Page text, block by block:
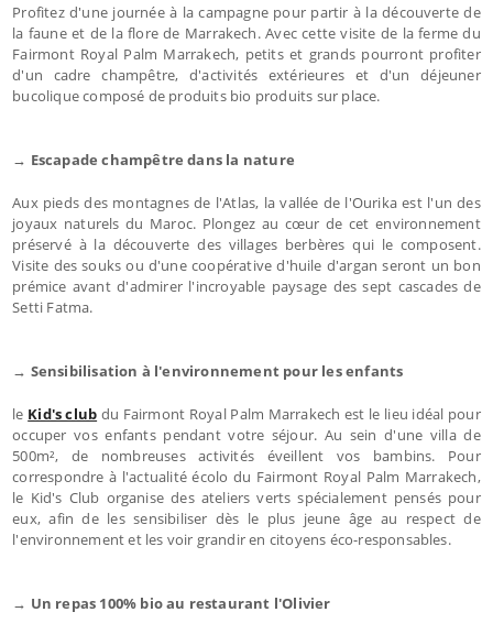
Profitez d'une journée à la campagne pour partir à la découverte de
la faune et de la flore de Marrakech. Avec cette visite de la ferme du
Fairmont Royal Palm Marrakech, petits et grands pourront profiter
d'un cadre champêtre, d'activités extérieures et d'un déjeuner
bucolique composé de produits bio produits sur place.
→ Escapade champêtre dans la nature
Aux pieds des montagnes de l'Atlas, la vallée de l'Ourika est l'un des
joyaux naturels du Maroc. Plongez au cœur de cet environnement
préservé à la découverte des villages berbères qui le composent.
Visite des souks ou d'une coopérative d'huile d'argan seront un bon
prémice avant d'admirer l'incroyable paysage des sept cascades de
Setti Fatma.
→ Sensibilisation à l'environnement pour les enfants
le Kid's club du Fairmont Royal Palm Marrakech est le lieu idéal pour
occuper vos enfants pendant votre séjour. Au sein d'une villa de
500m², de nombreuses activités éveillent vos bambins. Pour
correspondre à l'actualité écolo du Fairmont Royal Palm Marrakech,
le Kid's Club organise des ateliers verts spécialement pensés pour
eux, afin de les sensibiliser dès le plus jeune âge au respect de
l'environnement et les voir grandir en citoyens éco-responsables.
→ Un repas 100% bio au restaurant l'Olivier